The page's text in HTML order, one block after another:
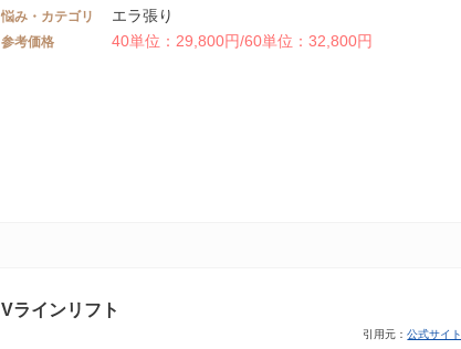
悩み・カテゴリ エラ張り
参考価格 40単位：29,800円/60単位：32,800円
Vラインリフト
引用元：公式サイト